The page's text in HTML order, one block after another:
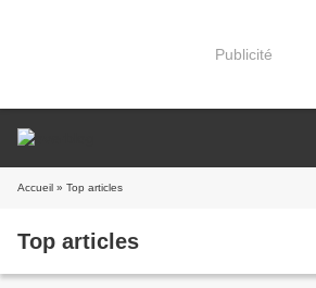
Publicité
Accueil » Top articles
Top articles